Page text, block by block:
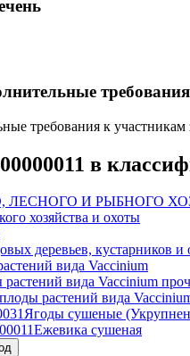
требования к участникам
в
ЛЕСНОГО И РЫБНОГО
хозяйства и охоты
деревьев, кустарников и
вида Vaccinium
вида Vaccinium
растений вида
Ягоды сушеные
Ежевика сушеная